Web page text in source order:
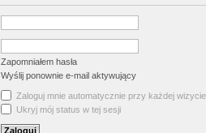
Zapomniałem hasła
Wyślij ponownie e-mail aktywujący
Zaloguj mnie automatycznie przy każdej wizycie
Ukryj mój status w tej sesji